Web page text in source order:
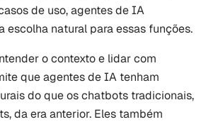
de uso, agentes de IA
escolha natural para essas funções.
o contexto e lidar com
que agentes de IA tenham
do que os chatbots tradicionais,
da era anterior. Eles também